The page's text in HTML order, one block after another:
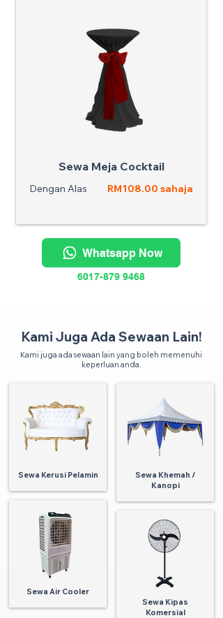
Sewa Meja Cocktail
Dengan Alas RM108.00 sahaja
Whatsapp Now
6017-879 9468
Kami Juga Ada Sewaan Lain!
Kami juga ada sewaan lain yang boleh memenuhi
keperluan anda.
Sewa Kerusi Pelamin
Sewa Air Cooler
Sewa Khemah /
Kanopi
Sewa Kipas
Komersial